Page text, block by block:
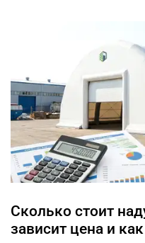
Сколько стоит
зависит цена и